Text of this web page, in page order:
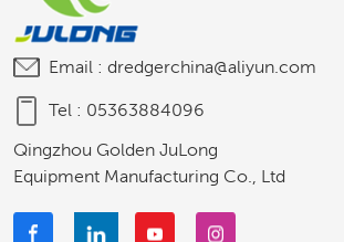
Email : dredgerchina@aliyun.com
Tel : 05363884096
Qingzhou Golden JuLong
Equipment Manufacturing Co., Ltd